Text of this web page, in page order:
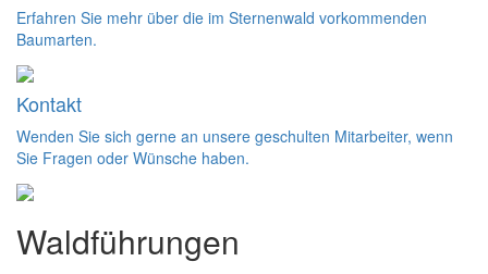
Erfahren Sie mehr über die im Sternenwald vorkommenden
Baumarten.
Kontakt
Wenden Sie sich gerne an unsere geschulten Mitarbeiter, wenn
Sie Fragen oder Wünsche haben.
Waldführungen